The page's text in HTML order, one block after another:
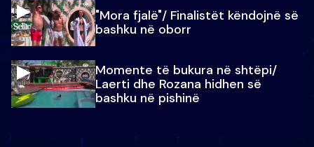
"Mora fjalë"/ Finalistët këndojnë së
bashku në oborr
Momente të bukura në shtëpi/
Laerti dhe Rozana hidhen së
bashku në pishinë